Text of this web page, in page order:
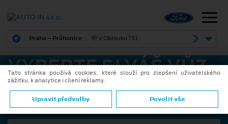
Praha – Průhonice V Oblouku 731
VYBERTE SI VÁŠ VŮZ
Model
Tato stránka používá cookies, které slouží pro zlepšení uživatelského
zážitku, k analytice i cílení reklamy.
Upravit předvolby Povolit vše